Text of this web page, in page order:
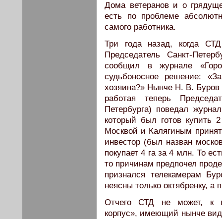
Дома ветеранов и о
есть по проблеме
самого работника.
Три года назад, когда
Председатель Санкт-
сообщил в журнале
судьбоносное решение:
хозяина?» Нынче Н. В. Буров
работая теперь
Петербурга) поведал
который был готов купить
Москвой и Калягиным
инвестор (был назван
покупает 4 га за 4 млн. То
то причинам предпочел
признался телекамерам
неясны только октябренку,
Отчего СТД не может, к
корпус», имеющий нынче вид